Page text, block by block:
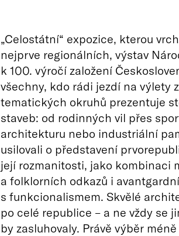
„Celostátní“ expozice, kterou
nejprve regionálních, výstav
k 100. výročí založení
všechny, kdo rádi jezdí na výlety
tematických okruhů prezentuje
staveb: od rodinných vil přes
architekturu nebo industriální
usilovali o představení
její rozmanitosti, jako kombinaci
a folklorních odkazů i
s funkcionalismem. Skvělé
po celé republice – a ne vždy se
by zasluhovaly. Právě výběr